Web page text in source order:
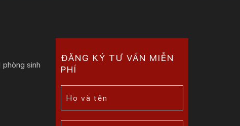
phòng sinh
ĐĂNG KÝ TƯ VẤN MIỄN
PHÍ